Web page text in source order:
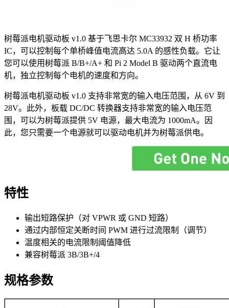
树莓派电机驱动板 v1.0 基于飞思卡尔 MC33932 双 H 桥功率
IC，可以控制每个单桥峰值电流高达 5.0A 的感性负载。它让
您可以使用树莓派 B/B+/A+ 和 Pi 2 Model B 驱动两个直流电
机，独立控制每个电机的速度和方向。
树莓派电机驱动板 v1.0 支持非常宽的输入电压范围，从 6V 到
28V。此外，板载 DC/DC 转换器支持非常宽的输入电压范
围，可以为树莓派提供 5V 电源，最大电流为 1000mA。因
此，您只需要一个电源就可以驱动电机并为树莓派供电。
特性
输出短路保护（对 VPWR 或 GND 短路）
通过内部恒定关断时间 PWM 进行过流限制（调节）
温度相关的电流限制阈值降低
兼容树莓派 3B/3B+/4
规格参数